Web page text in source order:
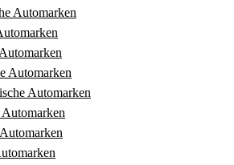
Automarken
Automarken
Automarken
Automarken